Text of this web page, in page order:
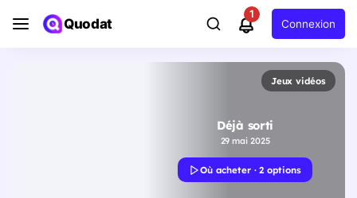
Quodat
1
Connexion
Jeux vidéos
Déjà sorti
29 mai 2025
Où acheter · 2 options